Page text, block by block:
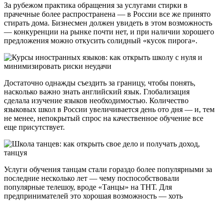
За рубежом практика обращения за услугами стирки в
прачечные более распространена — в России все же принято
стирать дома. Бизнесмен должен увидеть в этом возможность
— конкуренции на рынке почти нет, и при наличии хорошего
предложения можно откусить солидный «кусок пирога».
Достаточно однажды съездить за границу, чтобы понять,
насколько важно знать английский язык. Глобализация
сделала изучение языков необходимостью. Количество
языковых школ в России увеличивается день ото дня — и, тем
не менее, непокрытый спрос на качественное обучение все
еще присутствует.
Услуги обучения танцам стали гораздо более популярными за
последние несколько лет — чему поспособствовали
популярные телешоу, вроде «Танцы» на ТНТ. Для
предпринимателей это хорошая возможность — хоть